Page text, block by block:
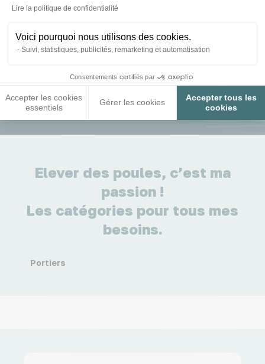
Lire la politique de confidentialité
Voici pourquoi nous utilisons des cookies.
Suivi, statistiques, publicités, remarketing et automatisation
Consentements certifiés par
Accepter les cookies
essentiels
Gérer les cookies
Accepter tous les
cookies
Axeptio consent
Il est bien normal de se poser des
questions :)
Voir nos conseils et astuces
Elever des poules, c’est ma
passion !
Les catégories pour tous mes
besoins.
Portiers